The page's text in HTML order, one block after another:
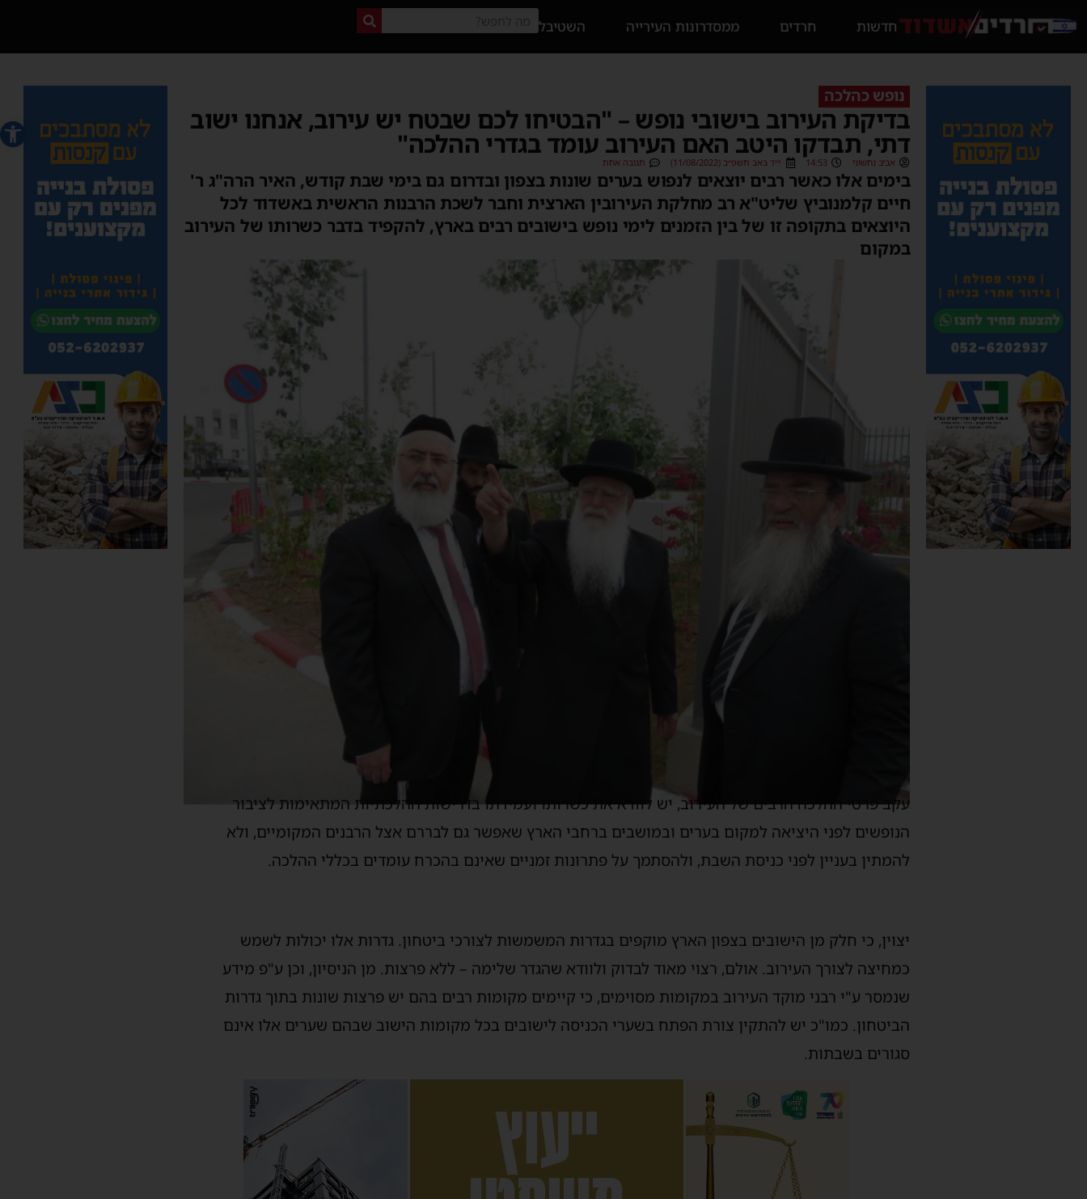
פתח
חדשות חרדים ממסדרונות העירייה השטיבל
נופש כהלכה
בדיקת העירוב בישובי נופש – "הבטיחו לכם שבטח יש עירוב, אנחנו ישוב
דתי, תבדקו היטב האם העירוב עומד בגדרי ההלכה"
אביב נחשוני 14:53 י״ד באב תשפ״ב (11/08/2022) תגובה אחת
בימים אלו כאשר רבים יוצאים לנפוש בערים שונות בצפון ובדרום גם בימי שבת קודש, האיר הרה"ג ר'
חיים קלמנוביץ שליט"א רב מחלקת העירובין הארצית וחבר לשכת הרבנות הראשית באשדוד לכל
היוצאים בתקופה זו של בין הזמנים לימי נופש בישובים רבים בארץ, להקפיד בדבר כשרותו של העירוב
במקום
עקב פרטי ההלכה הרבים של העירוב, יש לוודא את כשרותו ועמידתו בדרישות ההלכתיות המתאימות לציבור
הנופשים לפני היציאה למקום בערים ובמושבים ברחבי הארץ שאפשר גם לבררם אצל הרבנים המקומיים, ולא
להמתין בעניין לפני כניסת השבת, ולהסתמך על פתרונות זמניים שאינם בהכרח עומדים בכללי ההלכה.
יצוין, כי חלק מן הישובים בצפון הארץ מוקפים בגדרות המשמשות לצורכי ביטחון. גדרות אלו יכולות לשמש
כמחיצה לצורך העירוב. אולם, רצוי מאוד לבדוק ולוודא שהגדר שלימה – ללא פרצות. מן הניסיון, וכן ע"פ מידע
שנמסר ע"י רבני מוקד העירוב במקומות מסוימים, כי קיימים מקומות רבים בהם יש פרצות שונות בתוך גדרות
הביטחון. כמו"כ יש להתקין צורת הפתח בשערי הכניסה לישובים בכל מקומות הישוב שבהם שערים אלו אינם
סגורים בשבתות.